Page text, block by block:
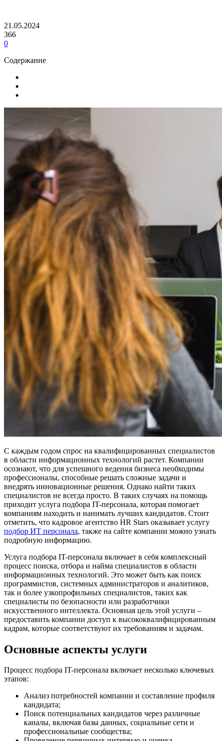
21.05.2024
366
0
Содержание
С каждым годом спрос на квалифицированных специалистов
в области информационных технологий растет. Компании
осознают, что для успешного ведения бизнеса необходимы
профессионалы, способные решать сложные задачи и
внедрять инновационные решения. Однако найти таких
специалистов не всегда просто. В таких случаях на помощь
приходит услуга подбора IT-персонала, которая помогает
компаниям находить и нанимать лучших кандидатов. Стоит
отметить, что кадровое агентство HR Stars оказывает услугу
подбор ИТ персонала, также на сайте компании можно узнать
подробную информацию.
Услуга подбора IT-персонала включает в себя комплексный
процесс поиска, отбора и найма специалистов в области
информационных технологий. Это может быть как поиск
программистов, системных администраторов и аналитиков,
так и более узкопрофильных специалистов, таких как
специалисты по безопасности или разработчики
искусственного интеллекта. Основная цель этой услуги –
предоставить компании доступ к высококвалифицированным
кадрам, которые соответствуют их требованиям и задачам.
Основные аспекты услуги
Процесс подбора IT-персонала включает несколько ключевых
этапов:
Анализ потребностей компании и составление профиля
кандидата;
Поиск потенциальных кандидатов через различные
каналы, включая базы данных, социальные сети и
профессиональные сообщества;